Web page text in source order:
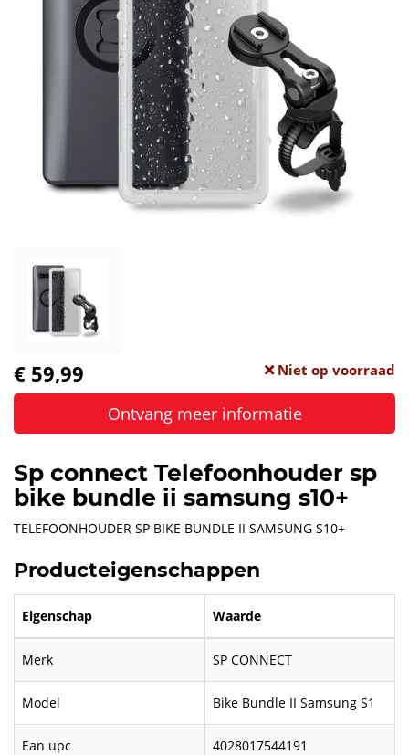
€ 59,99 Niet op voorraad
Ontvang meer informatie
Sp connect Telefoonhouder sp
bike bundle ii samsung s10+
TELEFOONHOUDER SP BIKE BUNDLE II SAMSUNG S10+
Producteigenschappen
Eigenschap Waarde
Merk SP CONNECT
Model Bike Bundle II Samsung S1
Ean upc 4028017544191